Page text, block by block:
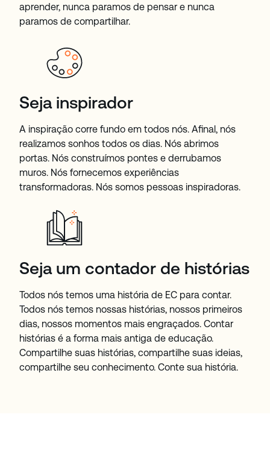
aprender, nunca paramos de pensar e nunca
paramos de compartilhar.
Seja inspirador
A inspiração corre fundo em todos nós. Afinal, nós
realizamos sonhos todos os dias. Nós abrimos
portas. Nós construímos pontes e derrubamos
muros. Nós fornecemos experiências
transformadoras. Nós somos pessoas inspiradoras.
Seja um contador de histórias
Todos nós temos uma história de EC para contar.
Todos nós temos nossas histórias, nossos primeiros
dias, nossos momentos mais engraçados. Contar
histórias é a forma mais antiga de educação.
Compartilhe suas histórias, compartilhe suas ideias,
compartilhe seu conhecimento. Conte sua história.